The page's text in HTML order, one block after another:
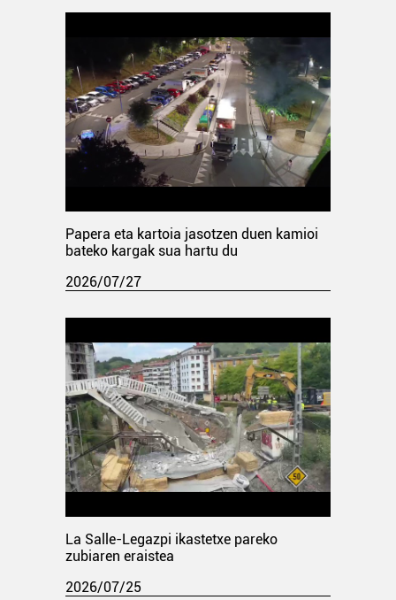
Papera eta kartoia jasotzen duen kamioi
bateko kargak sua hartu du
2026/07/27
La Salle-Legazpi ikastetxe pareko
zubiaren eraistea
2026/07/25